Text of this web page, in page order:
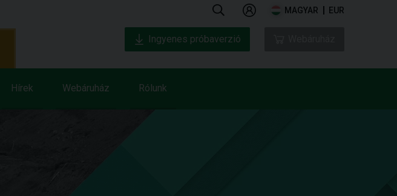
MAGYAR EUR
Hírek Webáruház Rólunk
Ingyenes próbaverzió